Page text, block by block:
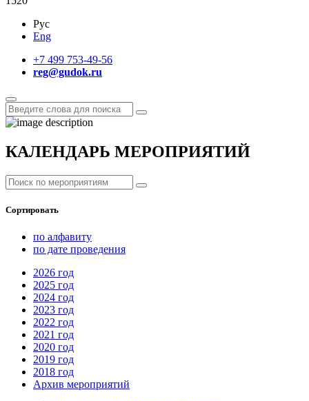
Рус
Eng
+7 499 753-49-56
reg@gudok.ru
КАЛЕНДАРЬ МЕРОПРИЯТИЙ
Сортировать
по алфавиту
по дате проведения
2026 год
2025 год
2024 год
2023 год
2022 год
2021 год
2020 год
2019 год
2018 год
Архив мероприятий